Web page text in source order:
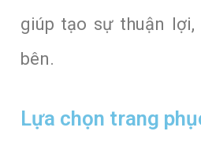
giúp tạo sự thuận lợi,
bên.
Lựa chọn trang